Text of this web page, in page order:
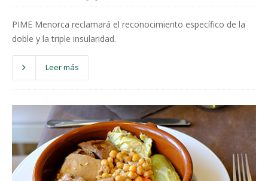
PIME Menorca reclamará el reconocimiento específico de la
doble y la triple insularidad.
Leer más